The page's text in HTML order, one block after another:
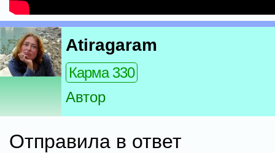
Atiragaram
Карма 330
Автор
Отправила в ответ